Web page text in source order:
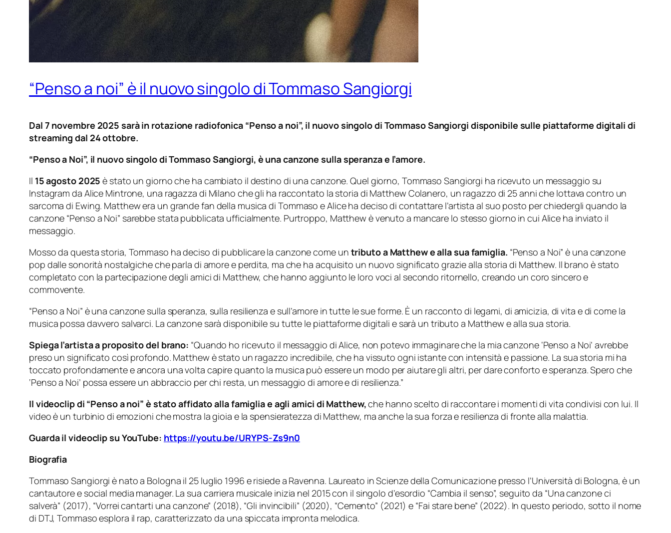
“Penso a noi” è il nuovo singolo di Tommaso Sangiorgi
Dal 7 novembre 2025 sarà in rotazione radiofonica “Penso a noi”, il nuovo singolo di Tommaso Sangiorgi disponibile sulle piattaforme digitali di
streaming dal 24 ottobre.
“Penso a Noi”, il nuovo singolo di Tommaso Sangiorgi, è una canzone sulla speranza e l’amore.
Il 15 agosto 2025 è stato un giorno che ha cambiato il destino di una canzone. Quel giorno, Tommaso Sangiorgi ha ricevuto un messaggio su
Instagram da Alice Mintrone, una ragazza di Milano che gli ha raccontato la storia di Matthew Colanero, un ragazzo di 25 anni che lottava contro un
sarcoma di Ewing. Matthew era un grande fan della musica di Tommaso e Alice ha deciso di contattare l’artista al suo posto per chiedergli quando la
canzone “Penso a Noi” sarebbe stata pubblicata ufficialmente. Purtroppo, Matthew è venuto a mancare lo stesso giorno in cui Alice ha inviato il
messaggio.
Mosso da questa storia, Tommaso ha deciso di pubblicare la canzone come un tributo a Matthew e alla sua famiglia. “Penso a Noi” è una canzone
pop dalle sonorità nostalgiche che parla di amore e perdita, ma che ha acquisito un nuovo significato grazie alla storia di Matthew. Il brano è stato
completato con la partecipazione degli amici di Matthew, che hanno aggiunto le loro voci al secondo ritornello, creando un coro sincero e
commovente.
“Penso a Noi” è una canzone sulla speranza, sulla resilienza e sull’amore in tutte le sue forme. È un racconto di legami, di amicizia, di vita e di come la
musica possa davvero salvarci. La canzone sarà disponibile su tutte le piattaforme digitali e sarà un tributo a Matthew e alla sua storia.
Spiega l’artista a proposito del brano: “Quando ho ricevuto il messaggio di Alice, non potevo immaginare che la mia canzone ‘Penso a Noi’ avrebbe
preso un significato così profondo. Matthew è stato un ragazzo incredibile, che ha vissuto ogni istante con intensità e passione. La sua storia mi ha
toccato profondamente e ancora una volta capire quanto la musica può essere un modo per aiutare gli altri, per dare conforto e speranza. Spero che
‘Penso a Noi’ possa essere un abbraccio per chi resta, un messaggio di amore e di resilienza.”
Il videoclip di “Penso a noi” è stato affidato alla famiglia e agli amici di Matthew,che hanno scelto di raccontare i momenti di vita condivisi con lui. Il
video è un turbinio di emozioni che mostra la gioia e la spensieratezza di Matthew, ma anche la sua forza e resilienza di fronte alla malattia.
Guarda il videoclip su YouTube: https://youtu.be/URYPS-Zs9n0
Biografia
Tommaso Sangiorgi è nato a Bologna il 25 luglio 1996 e risiede a Ravenna. Laureato in Scienze della Comunicazione presso l’Università di Bologna, è un
cantautore e social media manager. La sua carriera musicale inizia nel 2015 con il singolo d’esordio “Cambia il senso”, seguito da “Una canzone ci
salverà” (2017), “Vorrei cantarti una canzone” (2018), “Gli invincibili” (2020), “Cemento” (2021) e “Fai stare bene” (2022). In questo periodo, sotto il nome
di DTJ, Tommaso esplora il rap, caratterizzato da una spiccata impronta melodica.